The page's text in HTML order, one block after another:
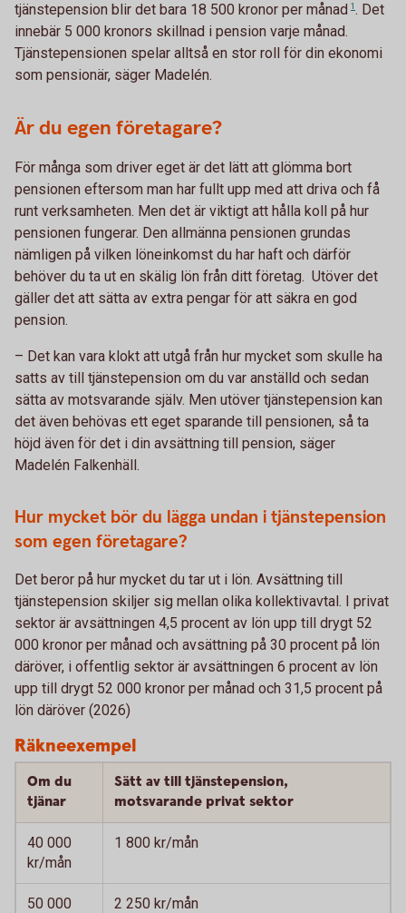
tjänstepension blir det bara 18 500 kronor per månad 1. Det
innebär 5 000 kronors skillnad i pension varje månad.
Tjänstepensionen spelar alltså en stor roll för din ekonomi
som pensionär, säger Madelén.
Är du egen företagare?
För många som driver eget är det lätt att glömma bort
pensionen eftersom man har fullt upp med att driva och få
runt verksamheten. Men det är viktigt att hålla koll på hur
pensionen fungerar. Den allmänna pensionen grundas
nämligen på vilken löneinkomst du har haft och därför
behöver du ta ut en skälig lön från ditt företag. Utöver det
gäller det att sätta av extra pengar för att säkra en god
pension.
– Det kan vara klokt att utgå från hur mycket som skulle ha
satts av till tjänstepension om du var anställd och sedan
sätta av motsvarande själv. Men utöver tjänstepension kan
det även behövas ett eget sparande till pensionen, så ta
höjd även för det i din avsättning till pension, säger
Madelén Falkenhäll.
Hur mycket bör du lägga undan i tjänstepension
som egen företagare?
Det beror på hur mycket du tar ut i lön. Avsättning till
tjänstepension skiljer sig mellan olika kollektivavtal. I privat
sektor är avsättningen 4,5 procent av lön upp till drygt 52
000 kronor per månad och avsättning på 30 procent på lön
däröver, i offentlig sektor är avsättningen 6 procent av lön
upp till drygt 52 000 kronor per månad och 31,5 procent på
lön däröver (2026)
Räkneexempel
Om du
tjänar
Sätt av till tjänstepension,
motsvarande privat sektor
40 000
kr/mån
1 800 kr/mån
50 000
2 250 kr/mån